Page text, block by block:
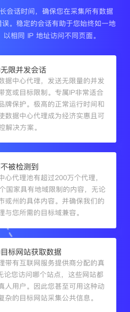
会话时间，确保您在采集所有数据
。稳定的会话有助于您始终如一地
相同 IP 地址访问不同页面。
限并发会话
据中心代理，发送无限量的并发
宽或目标限制。专属IP非常适合
牌保护。极高的正常运行时间和
数据中心代理成为经济实惠且可
解决方案。
被检测到
心代理池有超过200万个代理，
国家具有地域限制的内容，无论
或州的具体内容。并确保我们的
与您所需的目标域兼容。
标网站获取数据
带有互联网服务提供商分配的真
论您访问哪个站点，这些网站都
人用户。因此您甚至可用这种动
杂的目标网站采集公共信息。